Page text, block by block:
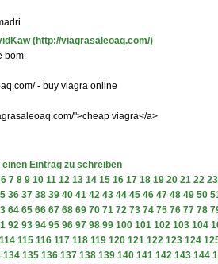
(http://viagrasaleoaq.com/)
bom
- buy viagra online
">cheap viagra</a>
Eintrag zu schreiben
6 7 8 9 10 11 12 13 14 15 16 17 18 19 20 21 22 23
36 37 38 39 40 41 42 43 44 45 46 47 48 49 50
64 65 66 67 68 69 70 71 72 73 74 75 76 77 78
92 93 94 95 96 97 98 99 100 101 102 103 104
114 115 116 117 118 119 120 121 122 123 124
134 135 136 137 138 139 140 141 142 143 144